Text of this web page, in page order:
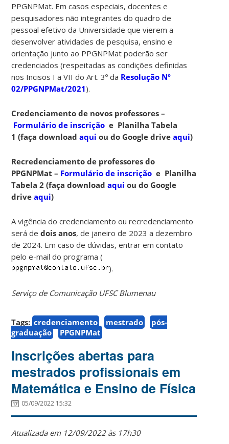
PPGNPMat. Em casos especiais, docentes e
pesquisadores não integrantes do quadro de
pessoal efetivo da Universidade que vierem a
desenvolver atividades de pesquisa, ensino e
orientação junto ao PPGNPMat poderão ser
credenciados (respeitadas as condições definidas
nos Incisos I a VII do Art. 3º da Resolução Nº
02/PPGNPMat/2021).
Credenciamento de novos professores –
Formulário de inscrição e Planilha Tabela
1 (faça downloadaqui ou do Google driveaqui)
Recredenciamento de professores do
PPGNPMat – Formulário de inscrição e Planilha
Tabela 2 (faça downloadaqui ou do Google
driveaqui)
A vigência do credenciamento ou recredenciamento
será de dois anos, de janeiro de 2023 a dezembro
de 2024. Em caso de dúvidas, entrar em contato
pelo e-mail do programa (
).
Serviço de Comunicação UFSC Blumenau
Tags: credenciamento mestrado
pós-
graduação
PPGNPMat
Inscrições abertas para
mestrados profissionais em
Matemática e Ensino de Física
05/09/2022 15:32
Atualizada em 12/09/2022 às 17h30